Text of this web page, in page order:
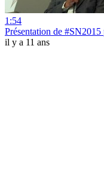
1:54
Présentation de #SN2015
il y a 11 ans